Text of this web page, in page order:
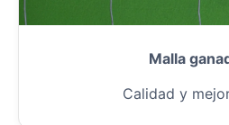
Malla
Calidad y